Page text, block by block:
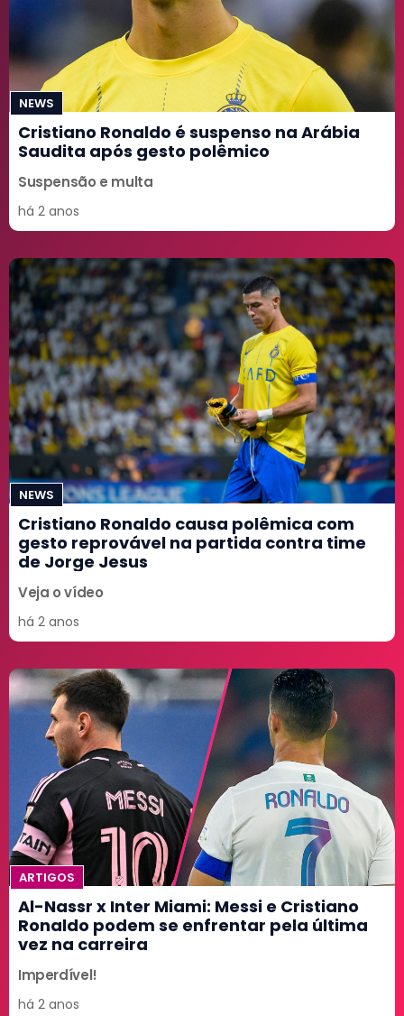
NEWS
Cristiano Ronaldo é suspenso na Arábia
Saudita após gesto polêmico
Suspensão e multa
há 2 anos
NEWS
Cristiano Ronaldo causa polêmica com
gesto reprovável na partida contra time
de Jorge Jesus
Veja o vídeo
há 2 anos
ARTIGOS
Al-Nassr x Inter Miami: Messi e Cristiano
Ronaldo podem se enfrentar pela última
vez na carreira
Imperdível!
há 2 anos